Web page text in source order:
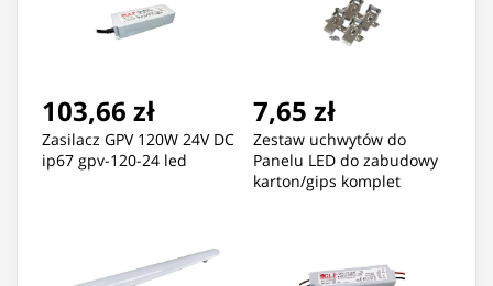
103,66 zł
Zasilacz GPV 120W 24V DC
ip67 gpv-120-24 led
7,65 zł
Zestaw uchwytów do
Panelu LED do zabudowy
karton/gips komplet